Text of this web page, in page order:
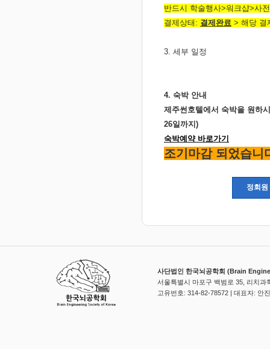
반드시 학술행사>워크샵>사
결제상태: 결제완료 > 해당
3. 세부 일정
4. 숙박 안내
제주썬호텔에서 숙박을 원하
26일까지)
숙박예약 바로가기
조기마감 되었습니
정회
사단법인 한국뇌공학회 (Brain
서울특별시 마포구 백범로 35, 리치과
고유번호: 314-82-78572 | 대표자: 안